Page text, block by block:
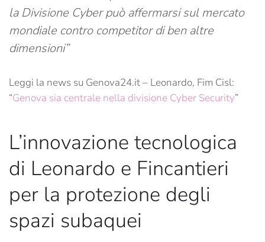
la Divisione Cyber può affermarsi sul mercato
mondiale contro competitor di ben altre
dimensioni”
Leggi la news su Genova24.it – Leonardo, Fim Cisl:
“Genova sia centrale nella divisione Cyber Security”
L’innovazione tecnologica
di Leonardo e Fincantieri
per la protezione degli
spazi subaquei